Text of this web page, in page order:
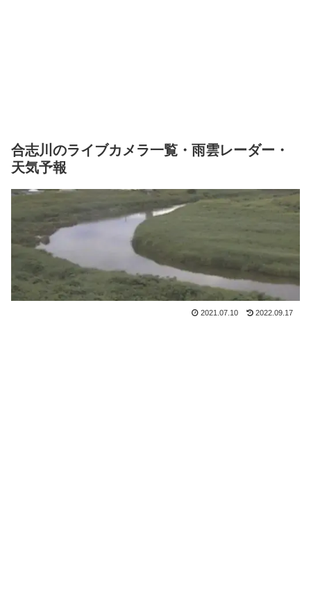
合志川のライブカメラ一覧・雨雲レーダー・
天気予報
2021.07.10 2022.09.17